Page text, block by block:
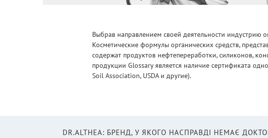
Выбрав направлением своей деятельности индустрию
Косметические формулы органических средств,
содержат продуктов нефтепереработки, силиконов,
продукции Glossary является наличие сертификата
Soil Association, USDA и другие).
DR.ALTHEA: БРЕНД, У ЯКОГО НАСПРАВДІ НЕМАЄ